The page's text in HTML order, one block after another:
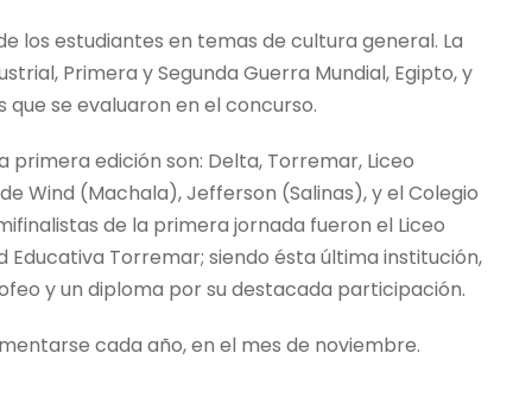
los estudiantes en temas de cultura general. La
Primera y Segunda Guerra Mundial, Egipto, y
que se evaluaron en el concurso.
edición son: Delta, Torremar, Liceo
Wind (Machala), Jefferson (Salinas), y el Colegio
de la primera jornada fueron el Liceo
Educativa Torremar; siendo ésta última institución,
y un diploma por su destacada participación.
cada año, en el mes de noviembre.